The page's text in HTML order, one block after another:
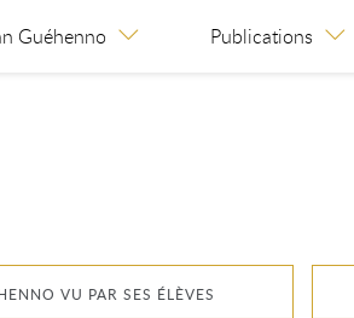
Guéhenno Publications
VU PAR SES ÉLÈVES